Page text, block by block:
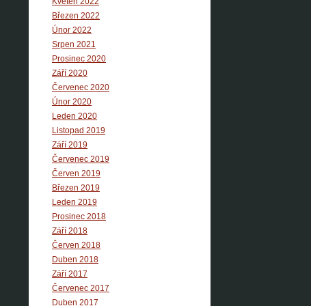
Březen 2022
Únor 2022
Srpen 2021
Prosinec 2020
Září 2020
Červenec 2020
Únor 2020
Leden 2020
Listopad 2019
Září 2019
Červenec 2019
Červen 2019
Březen 2019
Leden 2019
Prosinec 2018
Září 2018
Červen 2018
Duben 2018
Září 2017
Červenec 2017
Duben 2017